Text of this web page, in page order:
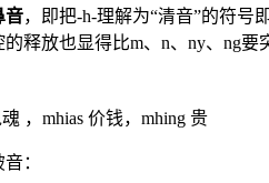
音，即把-h-理解为“清音”的符号
释放也显得比m、n、ny、ng要
，mhias 价钱，mhing 贵
：